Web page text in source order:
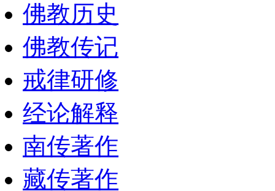
佛教历史
佛教传记
戒律研修
经论解释
南传著作
藏传著作